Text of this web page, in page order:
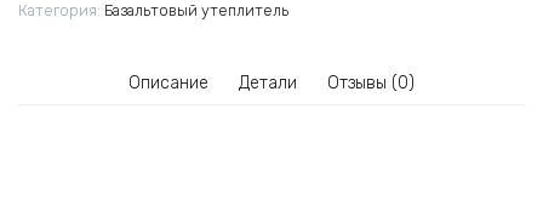
Категория: Базальтовый утеплитель
Описание Детали Отзывы (0)